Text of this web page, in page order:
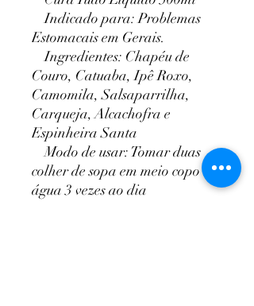
Indicado para: Problemas
Estomacais em Gerais.
Ingredientes: Chapéu de
Couro, Catuaba, Ipê Roxo,
Camomila, Salsaparrilha,
Carqueja, Alcachofra e
Espinheira Santa
Modo de usar: Tomar duas
colher de sopa em meio copo de
água 3 vezes ao dia